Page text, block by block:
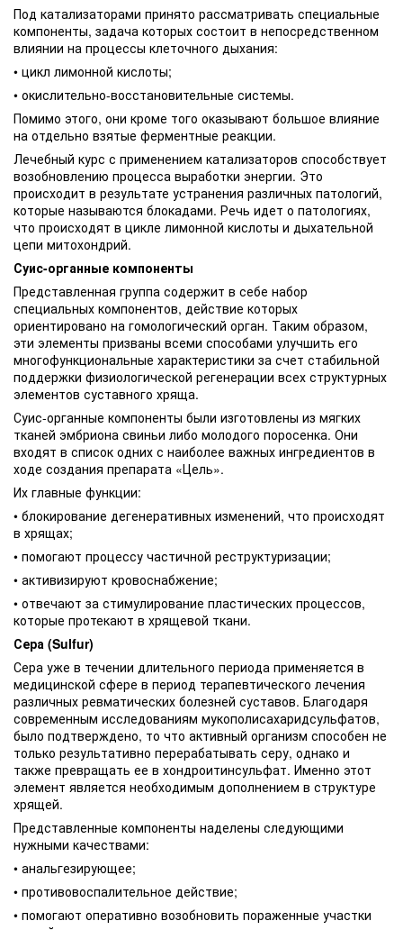
Под катализаторами принято рассматривать специальные
компоненты, задача которых состоит в непосредственном
влиянии на процессы клеточного дыхания:
• цикл лимонной кислоты;
• окислительно-восстановительные системы.
Помимо этого, они кроме того оказывают большое влияние
на отдельно взятые ферментные реакции.
Лечебный курс с применением катализаторов способствует
возобновлению процесса выработки энергии. Это
происходит в результате устранения различных патологий,
которые называются блокадами. Речь идет о патологиях,
что происходят в цикле лимонной кислоты и дыхательной
цепи митохондрий.
Суис-органные компоненты
Представленная группа содержит в себе набор
специальных компонентов, действие которых
ориентировано на гомологический орган. Таким образом,
эти элементы призваны всеми способами улучшить его
многофункциональные характеристики за счет стабильной
поддержки физиологической регенерации всех структурных
элементов суставного хряща.
Суис-органные компоненты были изготовлены из мягких
тканей эмбриона свиньи либо молодого поросенка. Они
входят в список одних с наиболее важных ингредиентов в
ходе создания препарата «Цель».
Их главные функции:
• блокирование дегенеративных изменений, что происходят
в хрящах;
• помогают процессу частичной реструктуризации;
• активизируют кровоснабжение;
• отвечают за стимулирование пластических процессов,
которые протекают в хрящевой ткани.
Сера (Sulfur)
Сера уже в течении длительного периода применяется в
медицинской сфере в период терапевтического лечения
различных ревматических болезней суставов. Благодаря
современным исследованиям мукополисахаридсульфатов,
было подтверждено, то что активный организм способен не
только результативно перерабатывать серу, однако и
также превращать ее в хондроитинсульфат. Именно этот
элемент является необходимым дополнением в структуре
хрящей.
Представленные компоненты наделены следующими
нужными качествами:
• анальгезирующее;
• противовоспалительное действие;
• помогают оперативно возобновить пораженные участки